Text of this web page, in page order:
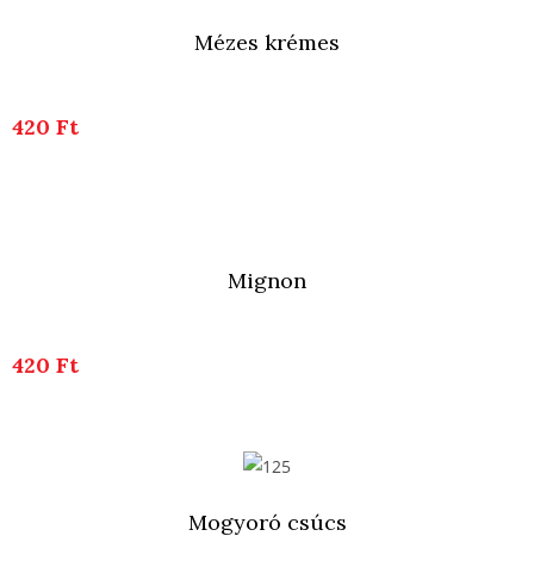
Mézes krémes
420 Ft
Mignon
420 Ft
Mogyoró csúcs